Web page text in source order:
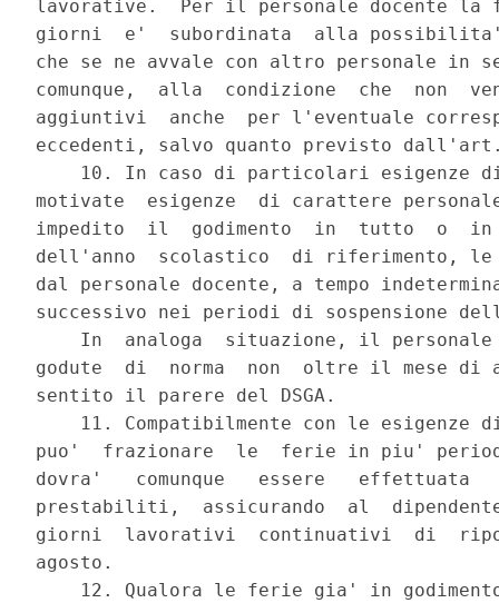
lavorative.  Per il personale docente
giorni  e'  subordinata  alla
che se ne avvale con altro personale in
comunque,  alla  condizione  che  non
aggiuntivi  anche  per l'eventuale
eccedenti, salvo quanto previsto dall'art.
10. In caso di particolari esigenze
motivate  esigenze  di carattere
impedito  il  godimento  in  tutto  o  in
dell'anno  scolastico  di riferimento, le
dal personale docente, a tempo
successivo nei periodi di sospensione
In  analoga  situazione, il
godute  di  norma  non  oltre il mese di
sentito il parere del DSGA.
11. Compatibilmente con le esigenze
puo'  frazionare  le  ferie in piu'
dovra'   comunque   essere
prestabiliti,  assicurando  al
giorni  lavorativi  continuativi  di
agosto.
12. Qualora le ferie gia' in